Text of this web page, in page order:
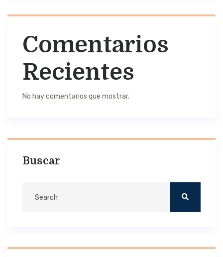
Comentarios
Recientes
No hay comentarios que mostrar.
Buscar